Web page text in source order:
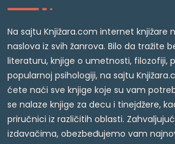
Na sajtu Knjižara.com internet knjižare
naslova iz svih žanrova. Bilo da tražite
literaturu, knjige o umetnosti, filozofiji,
popularnoj psihologiji, na sajtu
ćete naći sve knjige koje su vam
se nalaze knjige za decu i tinejdžere,
priručnici iz različitih oblasti.
izdavačima, obezbeđujemo vam